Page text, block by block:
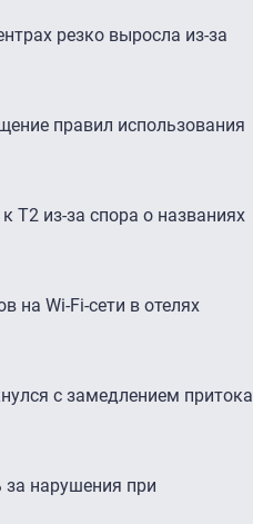
резко выросла из-за
правил использования
Т2 из-за спора о названиях
на Wi-Fi-сети в отелях
с замедлением притока
за нарушения при